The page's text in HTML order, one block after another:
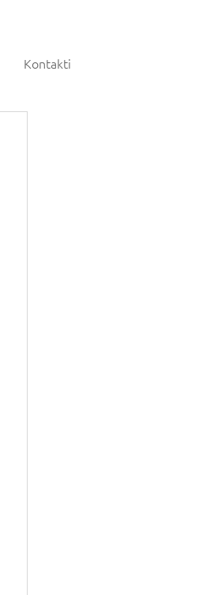
Kontakti